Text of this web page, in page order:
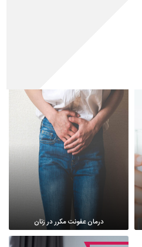
درمان عفونت مکرر در زنان